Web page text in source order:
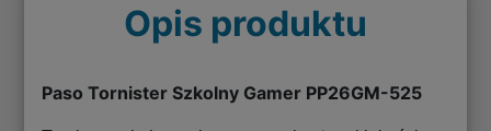
Opis produktu
Paso Tornister Szkolny Gamer PP26GM-525